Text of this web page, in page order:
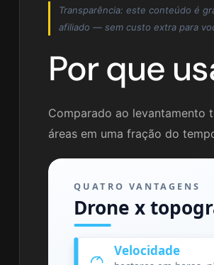
Transparência: este conteúdo é
afiliado — sem custo extra para
Por que
Comparado ao levantamento
áreas em uma fração do
QUATRO VANTAGENS
Drone x
Velocidade